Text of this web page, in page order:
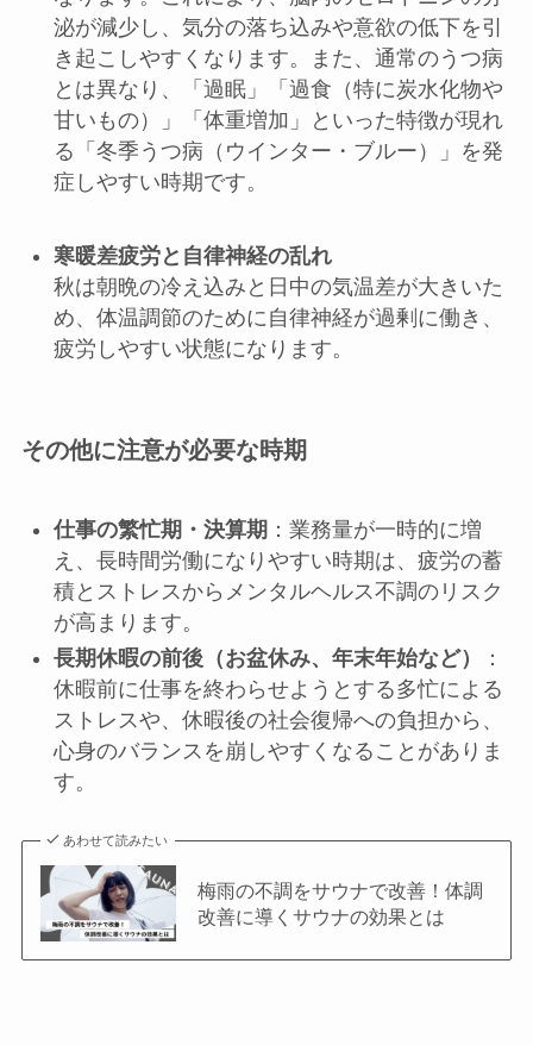
泌が減少し、気分の落ち込みや意欲の低下を引
き起こしやすくなります。また、通常のうつ病
とは異なり、「過眠」「過食（特に炭水化物や
甘いもの）」「体重増加」といった特徴が現れ
る「冬季うつ病（ウインター・ブルー）」を発
症しやすい時期です。
寒暖差疲労と自律神経の乱れ
秋は朝晩の冷え込みと日中の気温差が大きいた
め、体温調節のために自律神経が過剰に働き、
疲労しやすい状態になります。
その他に注意が必要な時期
仕事の繁忙期・決算期 ：業務量が一時的に増
え、長時間労働になりやすい時期は、疲労の蓄
積とストレスからメンタルヘルス不調のリスク
が高まります。
長期休暇の前後（お盆休み、年末年始など）
：
休暇前に仕事を終わらせようとする多忙による
ストレスや、休暇後の社会復帰への負担から、
心身のバランスを崩しやすくなることがありま
す。
あわせて読みたい
梅雨の不調をサウナで改善！体調
改善に導くサウナの効果とは